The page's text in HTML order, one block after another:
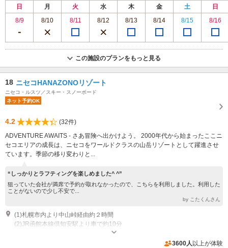
日 月 火 水 木 金 土
日
8/9
8/10 8/11 8/12 8/13 8/14 8/15 8/16
この施設のプランをもっと見る
18 ニセコHANAZONOリゾート
ニセコ・ルスツ／スキー・スノーボード
ネット予約OK
4.2
(32件)
ADVENTURE AWAITS - さあ冒険へ出かけよう。 2000年代から始まったここニ
セコエリアの成長は、ニセコをワールドクラスの山岳リゾートとして躍進させ
ています。季節の移り変わりと...
“しっかりとラフティングを楽しめました^ ^”
狙っていた会社が満席で予約が取れなかったので、こちらを利用しました。利用した
ことがないので少し不安で...
by こたくんさん
(1)札幌市内より中山峠経由約２時間
(2)JR函館本線倶知安駅より車で約10分
営業時間：8：3０～１7：００ その他：各アクティビティ別に実施期間、時
3600人 以上が体験